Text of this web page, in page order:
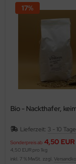
Bio - Nackthafer,
Lieferzeit: 3 - 10 Tage
Sonderpreis ab 4,50 EUR
17%
4,50 EUR pro 1kg
inkl. 7 % MwSt. zzgl.